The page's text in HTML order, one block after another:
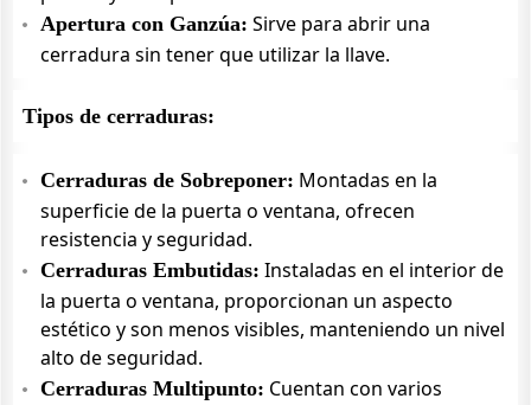
Apertura con Ganzúa: Sirve para abrir una
cerradura sin tener que utilizar la llave.
Tipos de cerraduras:
Cerraduras de Sobreponer: Montadas en la
superficie de la puerta o ventana, ofrecen
resistencia y seguridad.
Cerraduras Embutidas: Instaladas en el interior de
la puerta o ventana, proporcionan un aspecto
estético y son menos visibles, manteniendo un nivel
alto de seguridad.
Cerraduras Multipunto: Cuentan con varios